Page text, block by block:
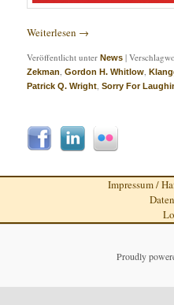
Weiterlesen →
Veröffentlicht unter News |
Zekman ,Gordon H. Whitlow ,
Patrick Q. Wright ,Sorry For
Impressum /
Proudly